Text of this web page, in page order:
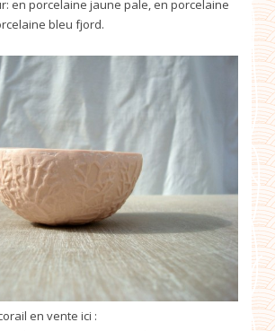
en porcelaine jaune pale, en porcelaine
bleu fjord.
en vente ici :